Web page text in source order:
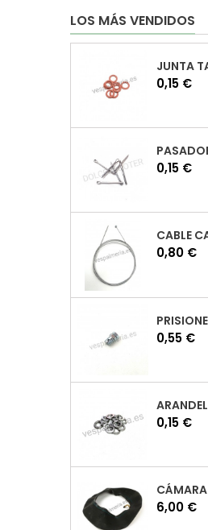
LOS MÁS VENDIDOS
Precio
0,15 €
Precio
0,15 €
Precio
0,80 €
Precio
0,55 €
Precio
0,15 €
Precio
6,00 €